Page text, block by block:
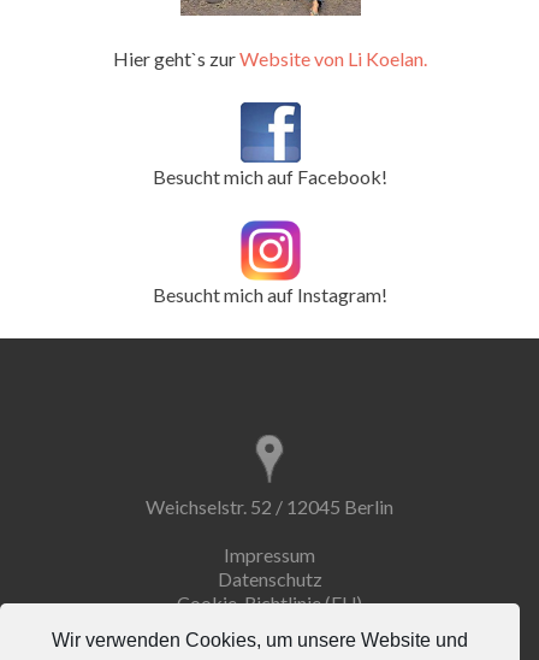
Wir verwenden Cookies, um unsere Website und
Hier geht`s zurWebsite von Li Koelan.
Besucht mich auf Facebook!
Besucht mich auf Instagram!
Weichselstr. 52 / 12045 Berlin
Impressum
Datenschutz
Cookie-Richtlinie (EU)